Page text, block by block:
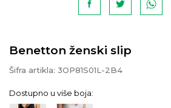
Benetton ženski slip
Šifra artikla: 3OP81S01L-2B4
Dostupno u više boja: